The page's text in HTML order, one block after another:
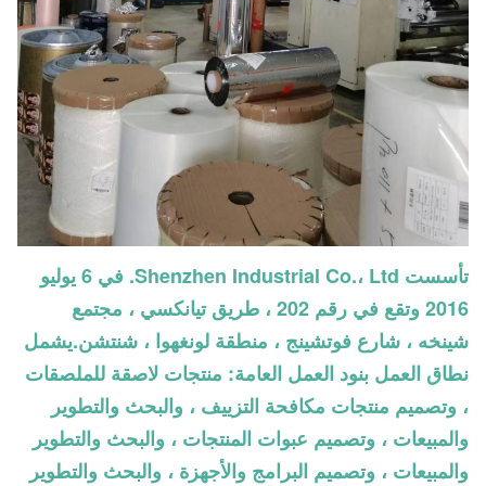
تأسست Shenzhen Industrial Co.، Ltd. في 6 يوليو
2016 وتقع في رقم 202 ، طريق تيانكسي ، مجتمع
شينخه ، شارع فوتشينج ، منطقة لونغهوا ، شنتشن.يشمل
نطاق العمل بنود العمل العامة: منتجات لاصقة للملصقات
، وتصميم منتجات مكافحة التزييف ، والبحث والتطوير
والمبيعات ، وتصميم عبوات المنتجات ، والبحث والتطوير
والمبيعات ، وتصميم البرامج والأجهزة ، والبحث والتطوير